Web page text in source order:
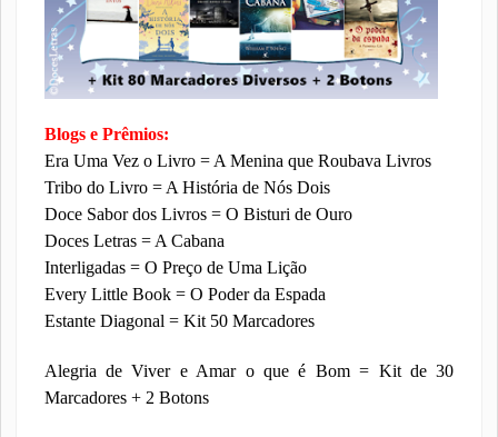
Blogs e Prêmios:
Era Uma Vez o Livro = A Menina que Roubava Livros
Tribo do Livro = A História de Nós Dois
Doce Sabor dos Livros = O Bisturi de Ouro
Doces Letras = A Cabana
Interligadas = O Preço de Uma Lição
Every Little Book = O Poder da Espada
Estante Diagonal = Kit 50 Marcadores
Alegria de Viver e Amar o que é Bom = Kit de 30
Marcadores + 2 Botons